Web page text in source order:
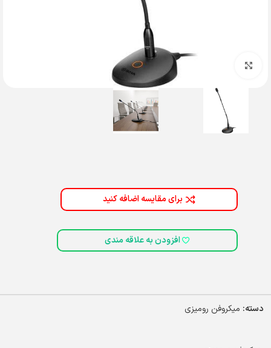
برای مقایسه اضافه کنید
افزودن به علاقه مندی
دسته: میکروفن رومیزی